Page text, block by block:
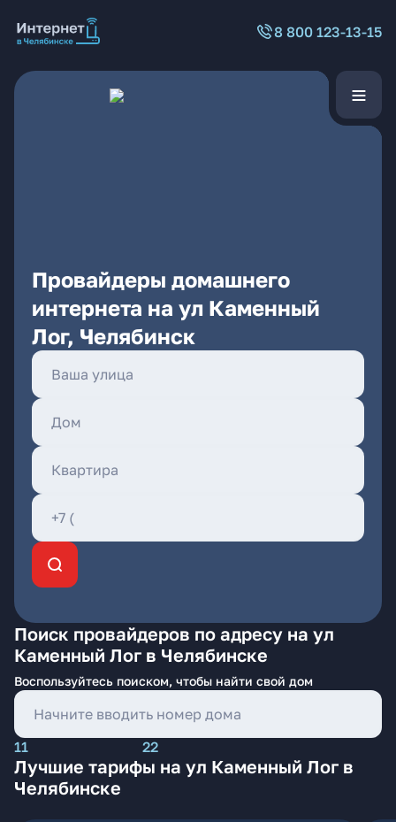
8 800 123-13-15
Провайдеры домашнего
интернета на ул Каменный
Лог, Челябинск
Поиск провайдеров по адресу на ул
Каменный Лог в Челябинске
Воспользуйтесь поиском, чтобы найти свой дом
11 22
Лучшие тарифы на ул Каменный Лог в
Челябинске